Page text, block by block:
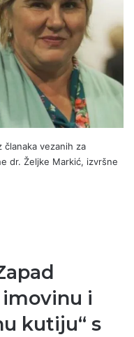
vezanih za
dr. Željke Markić, izvršne
i
kutiju“ s